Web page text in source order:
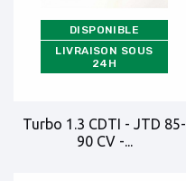
DISPONIBLE
LIVRAISON SOUS
24H
Turbo 1.3 CDTI - JTD 85-
90 CV -...